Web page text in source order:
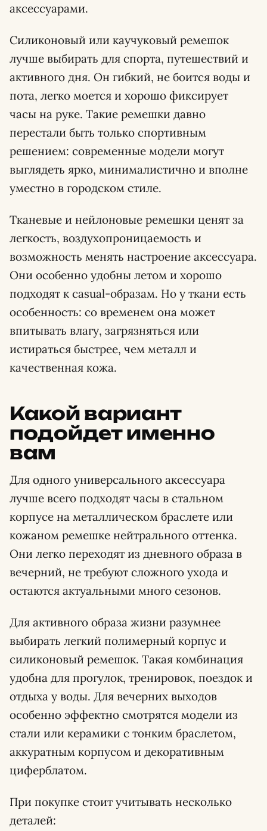
аксессуарами.
Силиконовый или каучуковый ремешок
лучше выбирать для спорта, путешествий и
активного дня. Он гибкий, не боится воды и
пота, легко моется и хорошо фиксирует
часы на руке. Такие ремешки давно
перестали быть только спортивным
решением: современные модели могут
выглядеть ярко, минималистично и вполне
уместно в городском стиле.
Тканевые и нейлоновые ремешки ценят за
легкость, воздухопроницаемость и
возможность менять настроение аксессуара.
Они особенно удобны летом и хорошо
подходят к casual-образам. Но у ткани есть
особенность: со временем она может
впитывать влагу, загрязняться или
истираться быстрее, чем металл и
качественная кожа.
Какой вариант
подойдет именно
вам
Для одного универсального аксессуара
лучше всего подходят часы в стальном
корпусе на металлическом браслете или
кожаном ремешке нейтрального оттенка.
Они легко переходят из дневного образа в
вечерний, не требуют сложного ухода и
остаются актуальными много сезонов.
Для активного образа жизни разумнее
выбирать легкий полимерный корпус и
силиконовый ремешок. Такая комбинация
удобна для прогулок, тренировок, поездок и
отдыха у воды. Для вечерних выходов
особенно эффектно смотрятся модели из
стали или керамики с тонким браслетом,
аккуратным корпусом и декоративным
циферблатом.
При покупке стоит учитывать несколько
деталей: